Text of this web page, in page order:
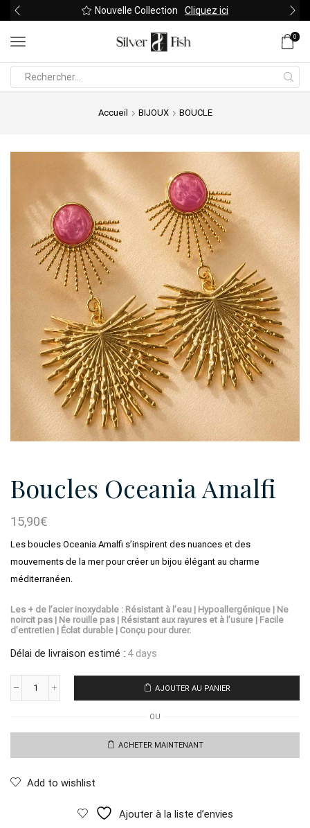
Nouvelle Collection Cliquez ici
0
Accueil BIJOUX BOUCLE
Boucles Oceania Amalfi
15,90€
Les boucles Oceania Amalfi s’inspirent des nuances et des
mouvements de la mer pour créer un bijou élégant au charme
méditerranéen.
Les + de l’acier inoxydable : Résistant à l’eau | Hypoallergénique | Ne
noircit pas | Ne rouille pas | Résistant aux rayures et à l’usure | Facile
d’entretien | Éclat durable | Conçu pour durer.
Délai de livraison estimé : 4 days
quantité
Oceania
AJOUTER AU PANIER
OU
ACHETER MAINTENANT
Add to wishlist
Ajouter à la liste d’envies